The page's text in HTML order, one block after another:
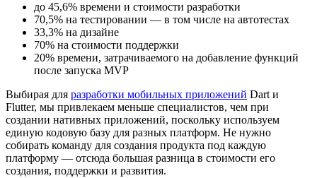
до 45,6% времени и стоимости разработки
70,5% на тестировании — в том числе на автотестах
33,3% на дизайне
70% на стоимости поддержки
20% времени, затрачиваемого на добавление функций
после запуска MVP
Выбирая для разработки мобильных приложений Dart и
Flutter, мы привлекаем меньше специалистов, чем при
создании нативных приложений, поскольку используем
единую кодовую базу для разных платформ. Не нужно
собирать команду для создания продукта под каждую
платформу — отсюда большая разница в стоимости его
создания, поддержки и развития.